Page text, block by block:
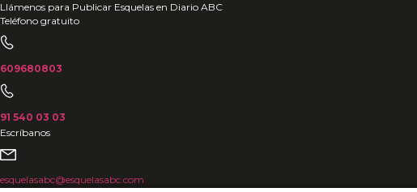
Ir
al
contenido
Llámenos para Publicar Esquelas en Diario ABC
Teléfono gratuito
609680803
91 540 03 03
Escríbanos
esquelasabc@esquelasabc.com